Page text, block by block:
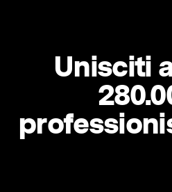
Unisciti